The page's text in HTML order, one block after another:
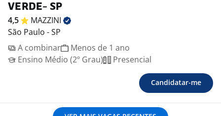
VERDE- SP
4,5
MAZZINI
São Paulo - SP
A combinar
Menos de 1 ano
Ensino Médio (2º Grau)
Presencial
Candidatar-me